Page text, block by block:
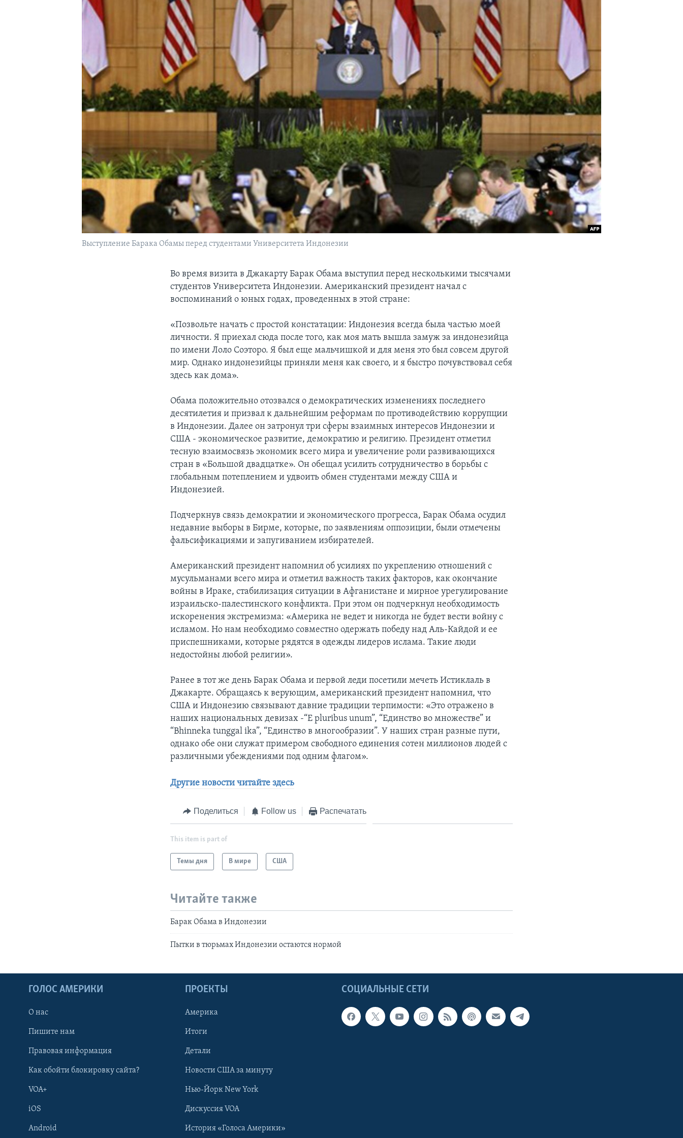
Выступление Барака Обамы перед студентами Университета Индонезии
Во время визита в Джакарту Барак Обама выступил перед несколькими тысячами
студентов Университета Индонезии. Американский президент начал с
воспоминаний о юных годах, проведенных в этой стране:
«Позвольте начать с простой констатации: Индонезия всегда была частью моей
личности. Я приехал сюда после того, как моя мать вышла замуж за индонезийца
по имени Лоло Соэторо. Я был еще мальчишкой и для меня это был совсем другой
мир. Однако индонезийцы приняли меня как своего, и я быстро почувствовал себя
здесь как дома».
Обама положительно отозвался о демократических изменениях последнего
десятилетия и призвал к дальнейшим реформам по противодействию коррупции
в Индонезии. Далее он затронул три сферы взаимных интересов Индонезии и
США - экономическое развитие, демократию и религию. Президент отметил
тесную взаимосвязь экономик всего мира и увеличение роли развивающихся
стран в «Большой двадцатке». Он обещал усилить сотрудничество в борьбы с
глобальным потеплением и удвоить обмен студентами между США и
Индонезией.
Подчеркнув связь демократии и экономического прогресса, Барак Обама осудил
недавние выборы в Бирме, которые, по заявлениям оппозиции, были отмечены
фальсификациями и запугиванием избирателей.
Американский президент напомнил об усилиях по укреплению отношений с
мусульманами всего мира и отметил важность таких факторов, как окончание
войны в Ираке, стабилизация ситуации в Афганистане и мирное урегулирование
израильско-палестинского конфликта. При этом он подчеркнул необходимость
искоренения экстремизма: «Америка не ведет и никогда не будет вести войну с
исламом. Но нам необходимо совместно одержать победу над Аль-Кайдой и ее
приспешниками, которые рядятся в одежды лидеров ислама. Такие люди
недостойны любой религии».
Ранее в тот же день Барак Обама и первой леди посетили мечеть Истиклаль в
Джакарте. Обращаясь к верующим, американский президент напомнил, что
США и Индонезию связывают давние традиции терпимости: «Это отражено в
наших национальных девизах -“E pluribus unum”, “Единство во множестве” и
“Bhinneka tunggal ika”, “Единство в многообразии”. У наших стран разные пути,
однако обе они служат примером свободного единения сотен миллионов людей с
различными убеждениями под одним флагом».
Другие новости читайте здесь
Поделиться Follow us Распечатать
This item is part of
Темы дня В мире США
Читайте также
Барак Обама в Индонезии
Пытки в тюрьмах Индонезии остаются нормой
СОЦИАЛЬНЫЕ СЕТИ
ГОЛОС АМЕРИКИ
О нас
Пишите нам
Правовая информация
Как обойти блокировку сайта?
VOA+
iOS
Android
ПРОЕКТЫ
Америка
Итоги
Детали
Новости США за минуту
Нью-Йорк New York
Дискуссия VOA
История «Голоса Америки»